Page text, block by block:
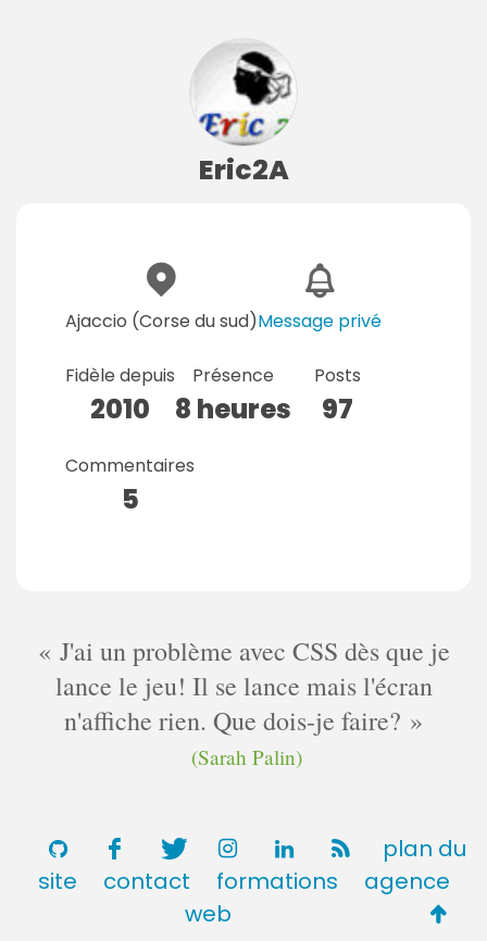
Eric2A
Ajaccio (Corse du sud)Message privé
Fidèle depuis
2010
Présence
8 heures
Posts
97
Commentaires
5
J'ai un problème avec CSS dès que je
lance le jeu! Il se lance mais l'écran
n'affiche rien. Que dois-je faire?
(Sarah Palin)
plan du
site
contact formations
agence
web